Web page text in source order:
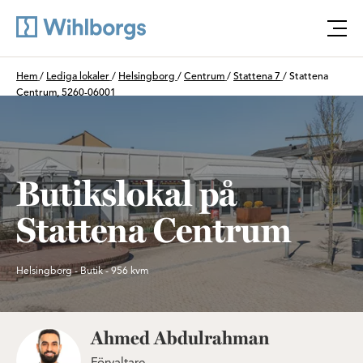
Du är här:
Hem / Lediga lokaler / Helsingborg / Centrum / Stattena 7 / Stattena
Centrum, 5260-06001
Butikslokal på
Stattena Centrum
Helsingborg - Butik - 956 kvm
Ahmed Abdulrahman